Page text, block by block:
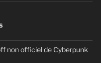
non officiel de Cyberpunk